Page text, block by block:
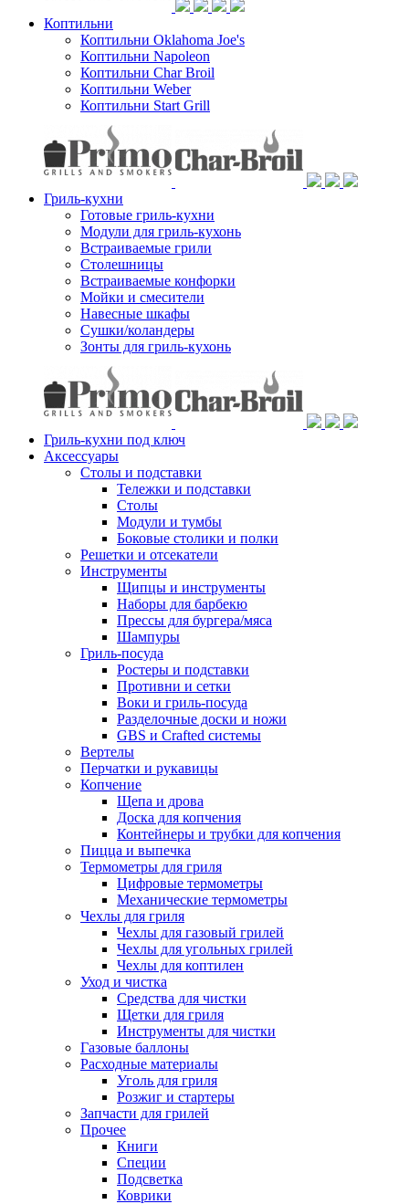
Коптильни
Коптильни Oklahoma Joe's
Коптильни Napoleon
Коптильни Char Broil
Коптильни Weber
Коптильни Start Grill
Гриль-кухни
Готовые гриль-кухни
Модули для гриль-кухонь
Встраиваемые грили
Столешницы
Встраиваемые конфорки
Мойки и смесители
Навесные шкафы
Сушки/коландеры
Зонты для гриль-кухонь
Гриль-кухни под ключ
Аксессуары
Столы и подставки
Тележки и подставки
Столы
Модули и тумбы
Боковые столики и полки
Решетки и отсекатели
Инструменты
Щипцы и инструменты
Наборы для барбекю
Прессы для бургера/мяса
Шампуры
Гриль-посуда
Ростеры и подставки
Противни и сетки
Воки и гриль-посуда
Разделочные доски и ножи
GBS и Crafted системы
Вертелы
Перчатки и рукавицы
Копчение
Щепа и дрова
Доска для копчения
Контейнеры и трубки для копчения
Пицца и выпечка
Термометры для гриля
Цифровые термометры
Механические термометры
Чехлы для гриля
Чехлы для газовый грилей
Чехлы для угольных грилей
Чехлы для коптилен
Уход и чистка
Средства для чистки
Щетки для гриля
Инструменты для чистки
Газовые баллоны
Расходные материалы
Уголь для гриля
Розжиг и стартеры
Запчасти для грилей
Прочее
Книги
Специи
Подсветка
Коврики